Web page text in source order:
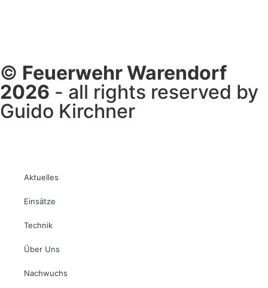
© Feuerwehr Warendorf
2026 - all rights reserved by
Guido Kirchner
Aktuelles
Einsätze
Technik
Über Uns
Nachwuchs